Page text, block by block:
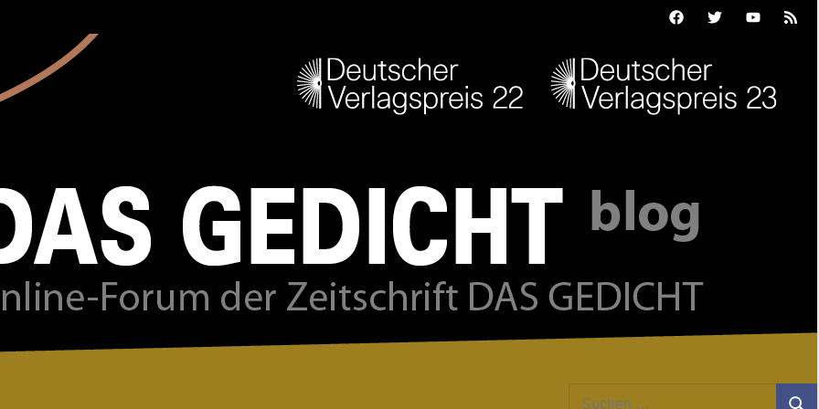
FacebookTwitterYoutubeFeed
Suchen